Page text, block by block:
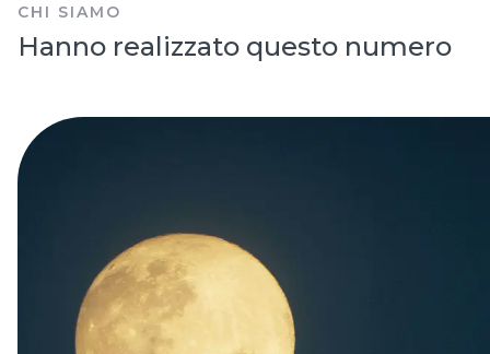
CHI SIAMO
Hanno realizzato questo numero